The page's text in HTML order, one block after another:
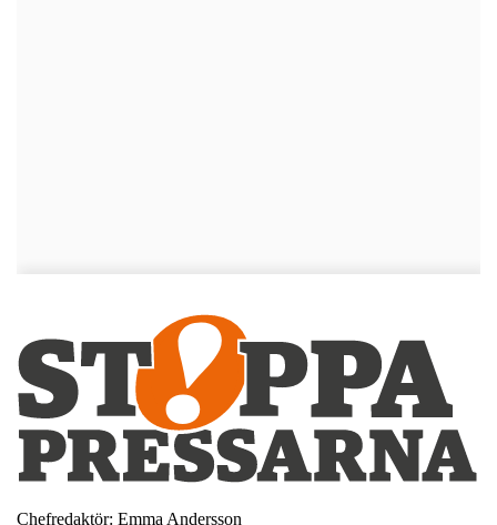
Chefredaktör: Emma Andersson